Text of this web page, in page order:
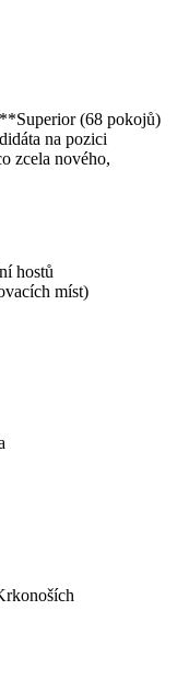
(68 pokojů)
na pozici
zcela nového,
hostů
míst)